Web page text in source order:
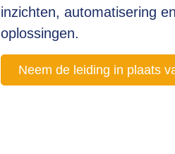
inzichten, automatisering
oplossingen.
Neem de leiding in plaats